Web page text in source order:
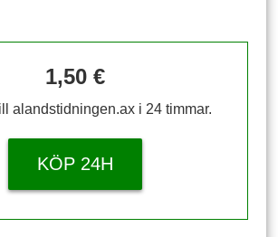
1,50 €
alandstidningen.ax i 24 timmar.
KÖP 24H